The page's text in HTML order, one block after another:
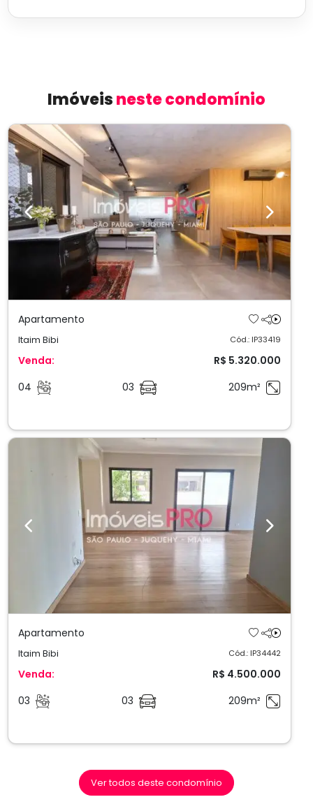
Imóveisneste condomínio
Previous Next
Apartamento
Itaim Bibi Cód.: IP33419
Venda:
R$ 5.320.000
04
03 209m²
Previous Next
Apartamento
Itaim Bibi Cód.: IP34442
Venda:
R$ 4.500.000
03
03 209m²
Ver todos deste condomínio